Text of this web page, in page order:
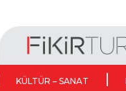
KÜLTÜR – SANAT